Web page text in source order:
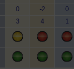
0
3
-2
4
0
1